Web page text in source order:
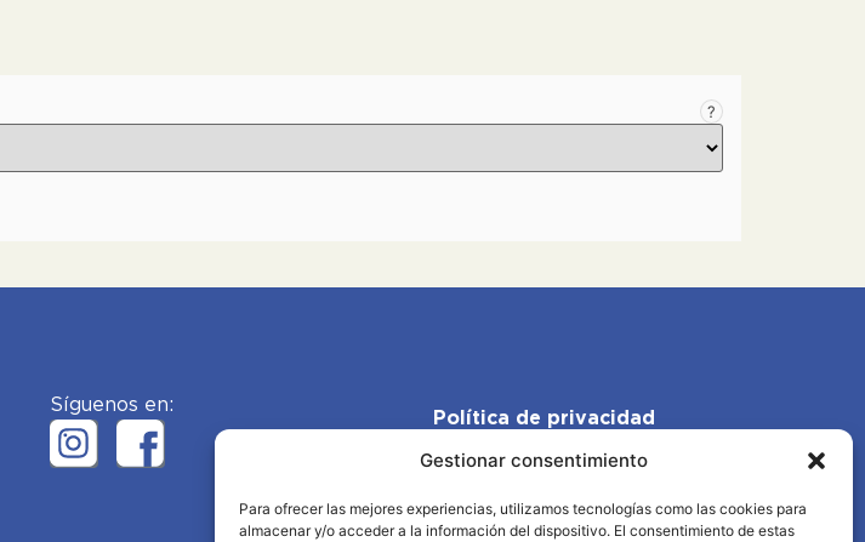
Gestionar consentimiento
Para ofrecer las mejores experiencias, utilizamos tecnologías como las cookies para
almacenar y/o acceder a la información del dispositivo. El consentimiento de estas
?
Síguenos en:
Política de privacidad
Política de cookies
Aviso legal